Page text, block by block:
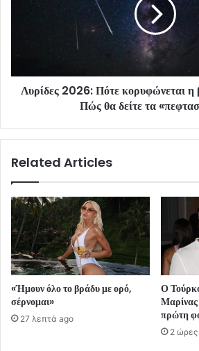
Λυρίδες 2026: Πότε κορυφώνεται η
Πώς θα δείτε τα
Related Articles
«Ήμουν όλο το βράδυ με ορό,
σέρνομαι»
27 λεπτά ago
Ο
Μαρίνας
πρώτη
2